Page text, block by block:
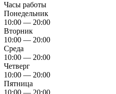
Часы работы
Понедельник
10:00 — 20:00
Вторник
10:00 — 20:00
Среда
10:00 — 20:00
Четверг
10:00 — 20:00
Пятница